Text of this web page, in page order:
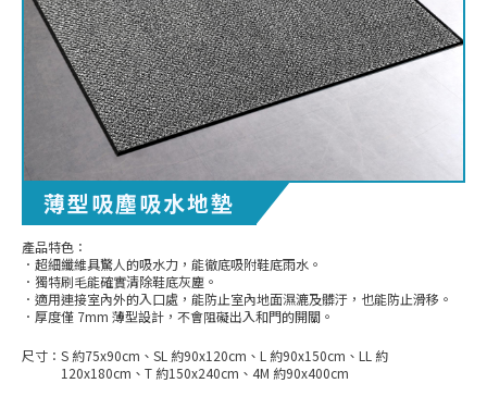
薄型吸塵吸水地墊
產品特色：
．超細纖維具驚人的吸水力，能徹底吸附鞋底雨水。
．獨特刷毛能確實清除鞋底灰塵。
．適用連接室內外的入口處，能防止室內地面濕漉及髒汙，也能防止滑移。
．厚度僅 7mm 薄型設計，不會阻礙出入和門的開關。
尺寸： S 約75x90cm、SL 約90x120cm、L 約90x150cm、LL 約
120x180cm、T 約150x240cm、4M 約90x400cm